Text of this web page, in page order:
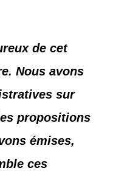
de cet
Nous avons
sur
propositions
émises,
ces